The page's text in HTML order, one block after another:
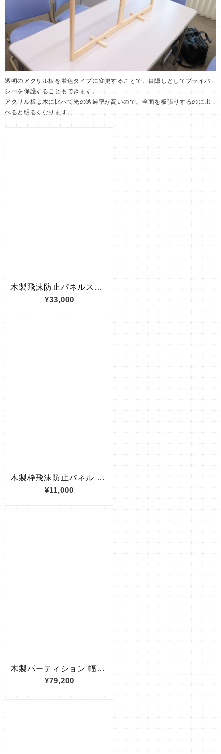
透明のアクリル板を着色タイプに変更することで、目隠しとしてプライバ
シーを保護することもできます。
アクリル板は木に比べて光の透過率が高いので、全面を板張りするのに比
べると明るくなります。